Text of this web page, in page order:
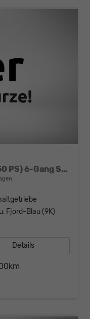
Basis (Basis) 1.5 TSI 110kW (150 PS) 6-Gang Schaltgetriebe
Fjord-Blau (9K)
Details